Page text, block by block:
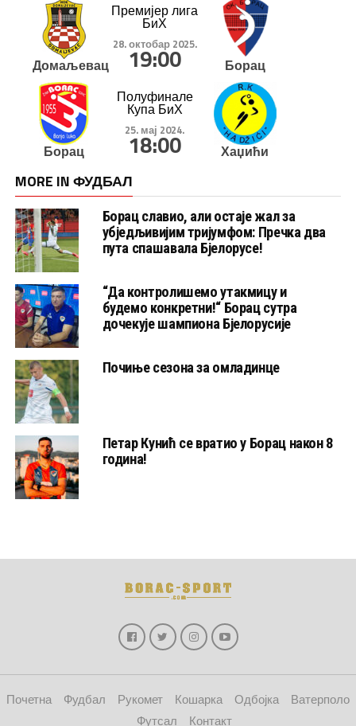
Домаљевац
Премијер лига
БиХ
28. октобар 2025.
19:00 Борац
Борац
Полуфинале
Купа БиХ
25. мај 2024.
18:00 Хаџићи
MORE IN ФУДБАЛ
Борац славио, али остаје жал за
убједљивијим тријумфом: Пречка два
пута спашавала Бјелорусе!
“Да контролишемо утакмицу и
будемо конкретни!“ Борац сутра
дочекује шампиона Бјелорусије
Почиње сезона за омладинце
Петар Кунић се вратио у Борац након 8
година!
Почетна Фудбал Рукомет Кошарка Одбојка
Ватерполо
Футсал
Контакт